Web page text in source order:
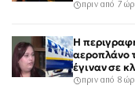
πριν από 7
Η
αεροπλάνο
έγιναν σε
πριν από 8